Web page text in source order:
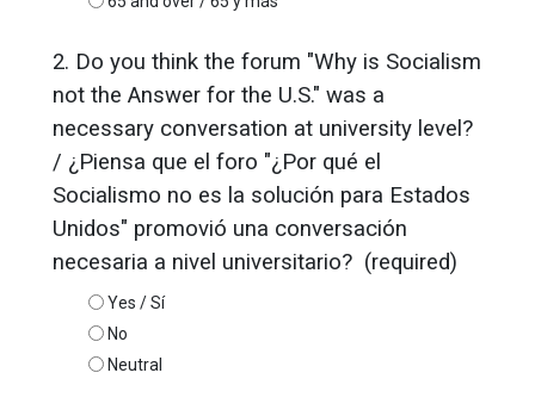
2. Do you think the forum "Why is Socialism
not the Answer for the U.S." was a
necessary conversation at university level?
/ ¿Piensa que el foro "¿Por qué el
Socialismo no es la solución para Estados
Unidos" promovió una conversación
necesaria a nivel universitario? (required)
Yes / Sí
No
Neutral